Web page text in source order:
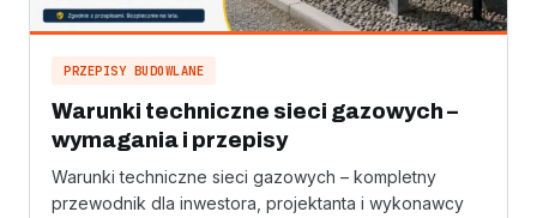
PRZEPISY BUDOWLANE
Warunki techniczne sieci gazowych –
wymagania i przepisy
Warunki techniczne sieci gazowych – kompletny
przewodnik dla inwestora, projektanta i wykonawcy